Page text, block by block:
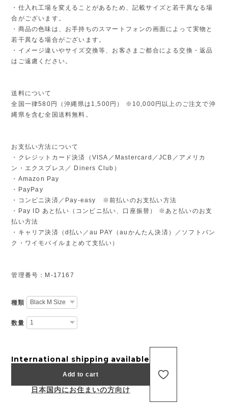
・仕入れ工場を変えることがあるため、記載サイズと若干異なる場
合がございます。
・商品の色味は、お手持ちのスマートフォンの画面によって実物と
若干異なる場合がございます。
・イメージ違いやサイズ交換等、お客さまご都合による交換・返品
はご遠慮ください。
送料について
全国一律580円（沖縄県は1,500円） ※10,000円以上のご注文で沖
縄県を含む全国送料無料。
お支払い方法について
・クレジットカード決済（VISA／Mastercard／JCB／アメリカ
ン・エクスプレス／ Diners Club）
・Amazon Pay
・PayPay
・コンビニ決済／Pay-easy ※前払いのお支払い方法
・Pay ID あと払い（コンビニ払い、口座振替） ※あと払いのお支
払い方法
・キャリア決済（d払い／au PAY（auかんたん決済）／ソフトバン
ク・ワイモバイルまとめて支払い）
管理番号：M-17167
種類
数量
International shipping available
Add to cart
日本国内にお住まいの方向け